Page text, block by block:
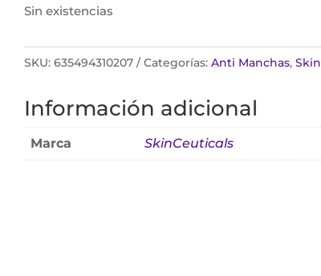
Sin existencias
SKU: 635494310207 Categorías: Anti Manchas,
Información adicional
Marca SkinCeuticals